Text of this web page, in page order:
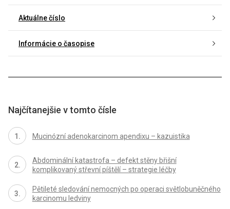
Aktuálne číslo
Informácie o časopise
Najčítanejšie v tomto čísle
Mucinózní adenokarcinom apendixu – kazuistika
Abdominální katastrofa – defekt stěny břišní
komplikovaný střevní píštělí – strategie léčby
Pětileté sledování nemocných po operaci světlobuněčného
karcinomu ledviny